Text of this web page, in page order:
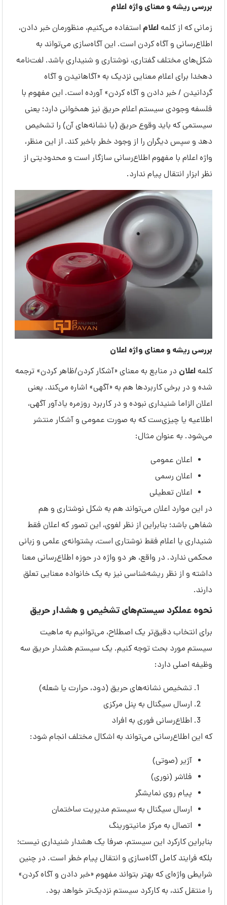
بررسی ریشه و معنای واژه اعلام
زمانی که از کلمه اعلام استفاده می‌کنیم، منظورمان خبر دادن،
اطلاع‌رسانی و آگاه کردن است. این آگاه‌سازی می‌تواند به
شکل‌های مختلف گفتاری، نوشتاری و شنیداری باشد. لغت‌نامه
دهخدا برای اعلام معنایی نزدیک به «آگاهانیدن و آگاه
گردانیدن / خبر دادن و آگاه کردن» آورده است. این مفهوم با
فلسفه وجودی سیستم اعلام حریق نیز همخوانی دارد؛ یعنی
سیستمی که باید وقوع حریق (یا نشانه‌های آن) را تشخیص
دهد و سپس دیگران را از وجود خطر باخبر کند. از این منظر،
واژه اعلام با مفهوم اطلاع‌رسانی سازگار است و محدودیتی از
نظر ابزار انتقال پیام ندارد.
بررسی ریشه و معنای واژه اعلان
کلمه اعلان در منابع به معنای «آشکار کردن/ظاهر کردن» ترجمه
شده و در برخی کاربردها هم به «آگهی» اشاره می‌کند. یعنی
اعلان الزاما شنیداری نبوده و در کاربرد روزمره یادآور آگهی،
اطلاعیه یا چیزی‌ست که به صورت عمومی و آشکار منتشر
می‌شود. به عنوان مثال:
اعلان عمومی
اعلان رسمی
اعلان تعطیلی
در این موارد اعلان می‌تواند هم به شکل نوشتاری و هم
شفاهی باشد؛ بنابراین از نظر لغوی، این تصور که اعلان فقط
شنیداری یا اعلام فقط نوشتاری است، پشتوانه‌ی علمی و زبانی
محکمی ندارد. در واقع، هر دو واژه در حوزه اطلاع‌رسانی معنا
داشته و از نظر ریشه‌شناسی نیز به یک خانواده معنایی تعلق
دارند.
نحوه عملکرد سیستم‌های تشخیص و هشدار حریق
برای انتخاب دقیق‌تر یک اصطلاح، می‌توانیم به ماهیت
سیستم مورد بحث توجه کنیم. یک سیستم هشدار حریق سه
وظیفه اصلی دارد:
تشخیص نشانه‌های حریق (دود، حرارت یا شعله)
ارسال سیگنال به پنل مرکزی
اطلاع‌رسانی فوری به افراد
که این اطلاع‌رسانی می‌تواند به اشکال مختلف انجام شود:
آژیر (صوتی)
فلاشر (نوری)
پیام روی نمایشگر
ارسال سیگنال به سیستم مدیریت ساختمان
اتصال به مرکز مانیتورینگ
بنابراین کارکرد این سیستم، صرفا یک هشدار شنیداری نیست؛
بلکه فرایند کامل آگاه‌سازی و انتقال پیام خطر است. در چنین
شرایطی واژه‌ای که بهتر بتواند مفهوم «خبر دادن و آگاه کردن»
را منتقل کند، به کارکرد سیستم نزدیک‌تر خواهد بود.